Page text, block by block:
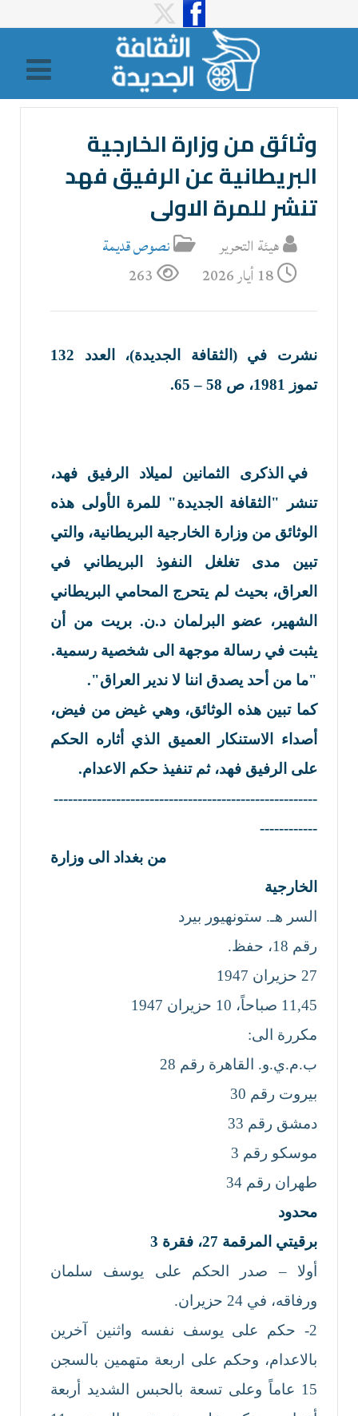
وثائق من وزارة الخارجية
البريطانية عن الرفيق فهد
تنشر للمرة الاولى
هيئة التحرير
نصوص قدیمة
18 أيار 2026
263
نشرت في (الثقافة الجديدة)، العدد 132
تموز
1981، ص 58 – 65.
في الذكرى الثمانين لميلاد الرفيق فهد،
تنشر " الثقافة الجديدة" للمرة الأولى هذه
الوثائق من وزارة
الخارجية البريطانية، والتي
تبين مدى تغلغل النفوذ البريطاني في
العراق، بحيث لم يتحرج المحامي البريطاني
الشهير، عضو البرلمان د.ن. بريت من أن
يثبت في رسالة موجهة الى شخصية رسمية.
"ما من أ حد يصدق اننا لا ندير العراق".
كما تبين هذه الوثائق، وهي غيض من فيض،
صداء الاستنكار العميق الذي أثاره الحكم
على الرفيق فهد، ثم تنفيذ حكم الاعدام.
-------------------------------------------------------
------------
من بغداد الى وزارة
الخارجية
السر هـ. ستونهيور بيرد
رقم 18، حفظ.
27 حزيران 1947
11,45 صباحاً، 10 حزيران 1947
مكررة الى:
ب.م.ي.و. القاهرة رقم 28
بيروت رقم 30
دمشق رقم 33
موسكو رقم 3
طهران رقم 34
محدود
برقيتي المرقمة 27
، فقرة 3
أولا – صدر الحكم على يوسف سلمان
ورفاقه، في 24 حزيران.
2- حكم على يوسف نفسه واثنين آخرين
بالاعدام، وحكم على اربعة متهمين بالسجن
15 عاماً وعلى تسعة بالحبس الشديد أربعة